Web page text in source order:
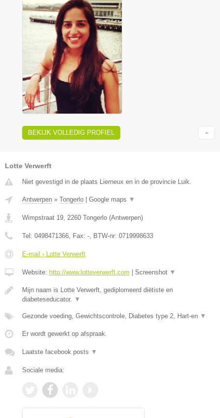
BEKIJK VOLLEDIG PROFIEL
Lotte Verwerft
Niet gevestigd in de plaats Lierneux en in de provincie Luik.
Antwerpen » Tongerlo Google maps ▼
Wimpstraat 19, 2260 Tongerlo (Antwerpen)
Tel: 0498471366, Fax: -, BTW-nr: 0719998633
E-mail › Lotte Verwerft
Website: http://www.lotteverwerft.com Screenshot ▼
Mijn naam is Lotte Verwerft, gediplomeerd diëtiste en
diabeteseducator. ▼
Gezonde voeding, Gewichtscontrole, Diabetes type 2, Hart-en ▼
Er wordt gewerkt op afspraak.
Laatste facebook posts ▼
Sociale media: